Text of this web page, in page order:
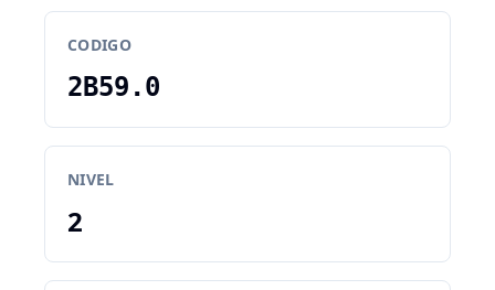
CODIGO
2B59.0
NIVEL
2